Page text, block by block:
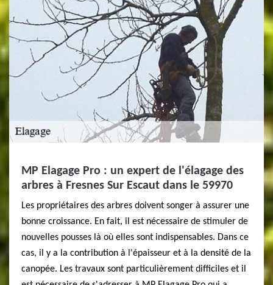
MP Elagage Pro : un expert de l'élagage des
arbres à Fresnes Sur Escaut dans le 59970
Les propriétaires des arbres doivent songer à assurer une
bonne croissance. En fait, il est nécessaire de stimuler de
nouvelles pousses là où elles sont indispensables. Dans ce
cas, il y a la contribution à l'épaisseur et à la densité de la
canopée. Les travaux sont particulièrement difficiles et il